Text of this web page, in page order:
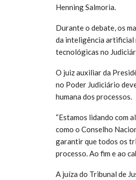
Henning Salmoria.
Durante o debate, os
da inteligência artificial
tecnológicas no
O juiz auxiliar da
no Poder Judiciário
humana dos processos.
“Estamos lidando com
como o Conselho
garantir que todos os
processo. Ao fim e ao
A juíza do Tribunal de